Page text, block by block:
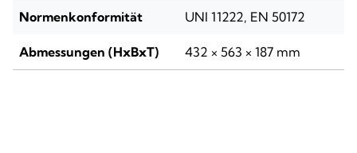
Normenkonformität UNI 11222, EN 50172
Abmessungen (HxBxT) 432 × 563 × 187 mm